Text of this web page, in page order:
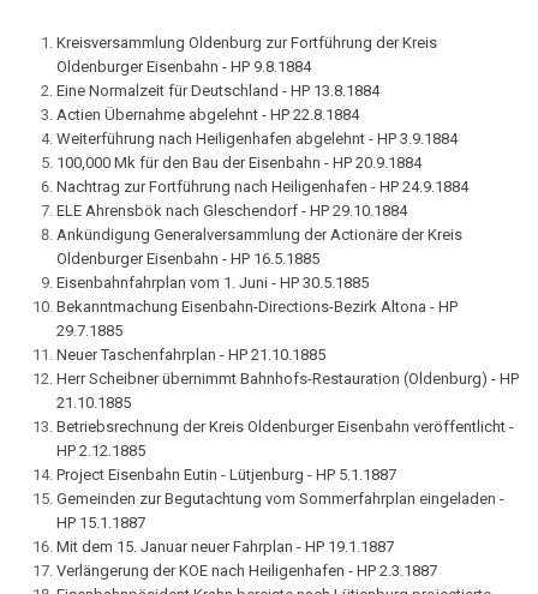
Kreisversammlung Oldenburg zur Fortführung der Kreis
Oldenburger Eisenbahn - HP 9.8.1884
Eine Normalzeit für Deutschland - HP 13.8.1884
Actien Übernahme abgelehnt - HP 22.8.1884
Weiterführung nach Heiligenhafen abgelehnt - HP 3.9.1884
100,000 Mk für den Bau der Eisenbahn - HP 20.9.1884
Nachtrag zur Fortführung nach Heiligenhafen - HP 24.9.1884
ELE Ahrensbök nach Gleschendorf - HP 29.10.1884
Ankündigung Generalversammlung der Actionäre der Kreis
Oldenburger Eisenbahn - HP 16.5.1885
Eisenbahnfahrplan vom 1. Juni - HP 30.5.1885
Bekanntmachung Eisenbahn-Directions-Bezirk Altona - HP
29.7.1885
Neuer Taschenfahrplan - HP 21.10.1885
Herr Scheibner übernimmt Bahnhofs-Restauration (Oldenburg) - HP
21.10.1885
Betriebsrechnung der Kreis Oldenburger Eisenbahn veröffentlicht -
HP 2.12.1885
Project Eisenbahn Eutin - Lütjenburg - HP 5.1.1887
Gemeinden zur Begutachtung vom Sommerfahrplan eingeladen -
HP 15.1.1887
Mit dem 15. Januar neuer Fahrplan - HP 19.1.1887
Verlängerung der KOE nach Heiligenhafen - HP 2.3.1887